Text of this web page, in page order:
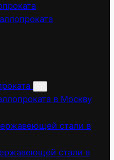
в Москву
стали в
стали в